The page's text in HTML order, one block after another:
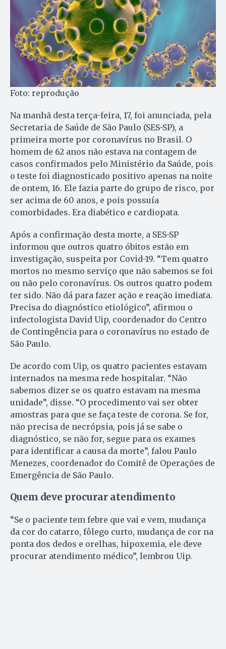
Foto: reprodução
Na manhã desta terça-feira, 17, foi anunciada, pela
Secretaria de Saúde de São Paulo (SES-SP), a
primeira morte por coronavírus no Brasil. O
homem de 62 anos não estava na contagem de
casos confirmados pelo Ministério da Saúde, pois
o teste foi diagnosticado positivo apenas na noite
de ontem, 16. Ele fazia parte do grupo de risco, por
ser acima de 60 anos, e pois possuía
comorbidades. Era diabético e cardiopata.
Após a confirmação desta morte, a SES-SP
informou que outros quatro óbitos estão em
investigação, suspeita por Covid-19. “Tem quatro
mortos no mesmo serviço que não sabemos se foi
ou não pelo coronavírus. Os outros quatro podem
ter sido. Não dá para fazer ação e reação imediata.
Precisa do diagnóstico etiológico”, afirmou o
infectologista David Uip, coordenador do Centro
de Contingência para o coronavírus no estado de
São Paulo.
De acordo com Uip, os quatro pacientes estavam
internados na mesma rede hospitalar. “Não
sabemos dizer se os quatro estavam na mesma
unidade”, disse. “O procedimento vai ser obter
amostras para que se faça teste de corona. Se for,
não precisa de necrópsia, pois já se sabe o
diagnóstico, se não for, segue para os exames
para identificar a causa da morte”, falou Paulo
Menezes, coordenador do Comitê de Operações de
Emergência de São Paulo.
Quem deve procurar atendimento
“Se o paciente tem febre que vai e vem, mudança
da cor do catarro, fôlego curto, mudança de cor na
ponta dos dedos e orelhas, hipoxemia, ele deve
procurar atendimento médico”, lembrou Uip.